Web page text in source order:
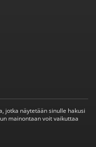
jotka näytetään sinulle hakusi
mainontaan voit vaikuttaa